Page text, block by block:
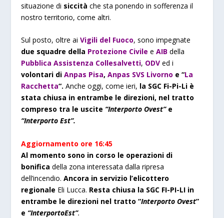
situazione di siccità che sta ponendo in sofferenza il
nostro territorio, come altri.
Sul posto, oltre aiVigili del Fuoco, sono impegnate
due squadre della Protezione Civile eAIB della
Pubblica Assistenza Collesalvetti, ODV ed i
volontari diAnpas Pisa,Anpas SVS Livorno e “La
Racchetta“.Anche oggi, come ieri, la SGC Fi-Pi-Li è
stata chiusa in entrambe le direzioni, nel tratto
compreso tra le uscite “Interporto Ovest”e
“Interporto Est”.
Aggiornamento ore 16:45
Al momento sono in corso le operazioni di
bonifica della zona interessata dalla ripresa
dell’incendio.Ancora in servizio l’elicottero
regionale Eli Lucca. Resta chiusa la SGC FI-PI-LI in
entrambe le direzioni nel tratto “Interporto Ovest”
e “InterportoEst”.